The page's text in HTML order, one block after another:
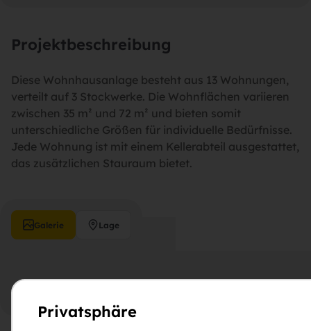
Projektbeschreibung
Diese Wohnhausanlage besteht aus 13 Wohnungen,
verteilt auf 3 Stockwerke. Die Wohnflächen variieren
zwischen 35 m² und 72 m² und bieten somit
unterschiedliche Größen für individuelle Bedürfnisse.
Jede Wohnung ist mit einem Kellerabteil ausgestattet,
das zusätzlichen Stauraum bietet.
Galerie Lage
Bahnhofstraße 5
Privatsphäre